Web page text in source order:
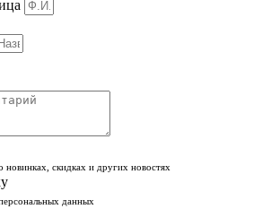
новинках, скидках и других новостях
данных